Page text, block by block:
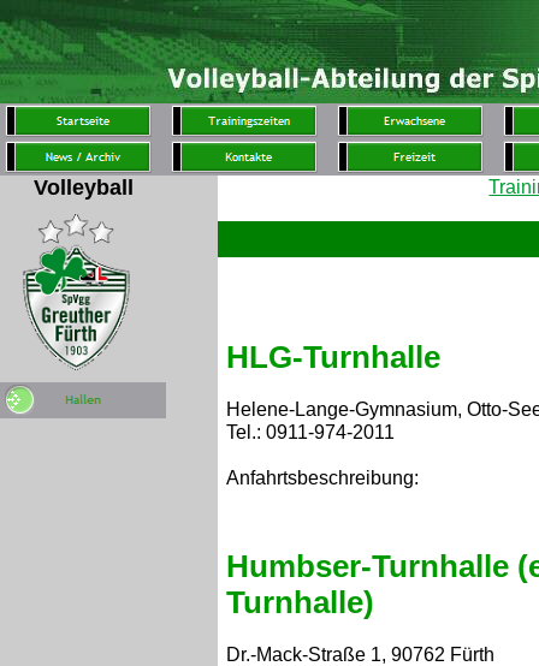
Volleyball
HLG-Turnhalle
Helene-Lange-Gymnasium, Otto-
Tel.: 0911-974-2011
Anfahrtsbeschreibung:
Humbser-Turnhalle
Turnhalle)
Dr.-Mack-Straße 1, 90762 Fürth